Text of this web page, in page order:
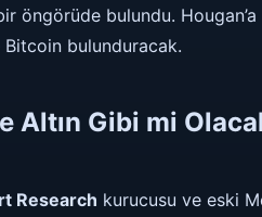
öngörüde bulundu.
Bitcoin bulunduracak.
Altın Gibi mi
Research kurucusu ve eski